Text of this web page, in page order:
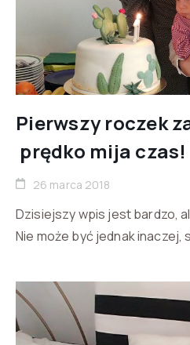
Pierwszy roczek
prędko mija czas!
26 marca 2018
Dzisiejszy wpis jest bardzo,
Nie może być jednak inaczej,